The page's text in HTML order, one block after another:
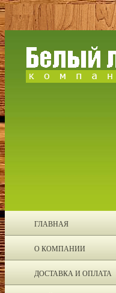
ГЛАВНАЯ
О КОМПАНИИ
ДОСТАВКА И ОПЛАТА